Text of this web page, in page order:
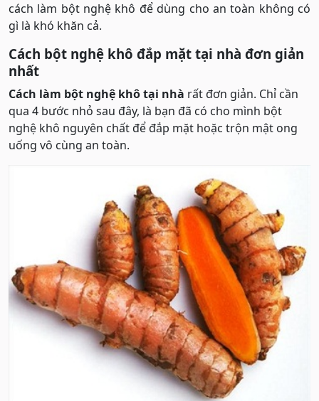
cách làm bột nghệ khô để dùng cho an toàn không có
gì là khó khăn cả.
Cách bột nghệ khô đắp mặt tại nhà đơn giản
nhất
Cách làm bột nghệ khô tại nhà rất đơn giản. Chỉ cần
qua 4 bước nhỏ sau đây, là bạn đã có cho mình bột
nghệ khô nguyên chất để đắp mặt hoặc trộn mật ong
uống vô cùng an toàn.